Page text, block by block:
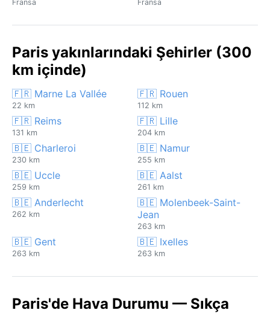
Fransa Fransa
Paris yakınlarındaki Şehirler (300
km içinde)
🇫🇷 Marne La Vallée
22 km
🇫🇷 Rouen
112 km
🇫🇷 Reims
131 km
🇫🇷 Lille
204 km
🇧🇪 Charleroi
230 km
🇧🇪 Namur
255 km
🇧🇪 Uccle
259 km
🇧🇪 Aalst
261 km
🇧🇪 Anderlecht
262 km
🇧🇪 Molenbeek-Saint-
Jean
263 km
🇧🇪 Gent
263 km
🇧🇪 Ixelles
263 km
Paris'de Hava Durumu — Sıkça